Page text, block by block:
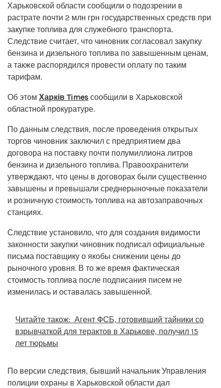
Харьковской области сообщили о подозрении в
растрате почти 2 млн грн государственных средств при
закупке топлива для служебного транспорта.
Следствие считает, что чиновник согласовал закупку
бензина и дизельного топлива по завышенным ценам,
а также распорядился провести оплату по таким
тарифам.
Об этом Харків Times сообщили в Харьковской
областной прокуратуре.
По данным следствия, после проведения открытых
торгов чиновник заключил с предприятием два
договора на поставку почти полумиллиона литров
бензина и дизельного топлива. Правоохранители
утверждают, что цены в договорах были существенно
завышены и превышали среднерыночные показатели
и розничную стоимость топлива на автозаправочных
станциях.
Следствие установило, что для создания видимости
законности закупки чиновник подписал официальные
письма поставщику о якобы снижении цены до
рыночного уровня. В то же время фактическая
стоимость топлива после подписания писем не
изменилась и оставалась завышенной.
Читайте також: Агент ФСБ, готовивший тайники со
взрывчаткой для терактов в Харькове, получил 15
лет тюрьмы
По версии следствия, бывший начальник Управления
полиции охраны в Харьковской области дал